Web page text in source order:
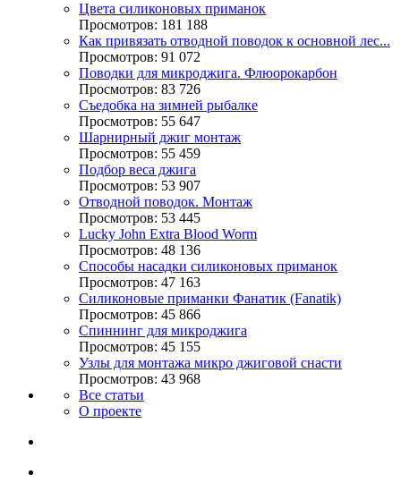
Цвета силиконовых приманок
Просмотров: 181 188
Как привязать отводной поводок к основной лес...
Просмотров: 91 072
Поводки для микроджига. Флюорокарбон
Просмотров: 83 726
Съедобка на зимней рыбалке
Просмотров: 55 647
Шарнирный джиг монтаж
Просмотров: 55 459
Подбор веса джига
Просмотров: 53 907
Отводной поводок. Монтаж
Просмотров: 53 445
Lucky John Extra Blood Worm
Просмотров: 48 136
Способы насадки силиконовых приманок
Просмотров: 47 163
Силиконовые приманки Фанатик (Fanatik)
Просмотров: 45 866
Спиннинг для микроджига
Просмотров: 45 155
Узлы для монтажа микро джиговой снасти
Просмотров: 43 968
Все статьи
О проекте